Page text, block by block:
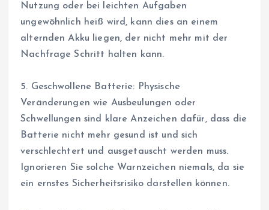
Nutzung oder bei leichten Aufgaben
ungewöhnlich heiß wird, kann dies an einem
alternden Akku liegen, der nicht mehr mit der
Nachfrage Schritt halten kann.
5. Geschwollene Batterie: Physische
Veränderungen wie Ausbeulungen oder
Schwellungen sind klare Anzeichen dafür, dass die
Batterie nicht mehr gesund ist und sich
verschlechtert und ausgetauscht werden muss.
Ignorieren Sie solche Warnzeichen niemals, da sie
ein ernstes Sicherheitsrisiko darstellen können.